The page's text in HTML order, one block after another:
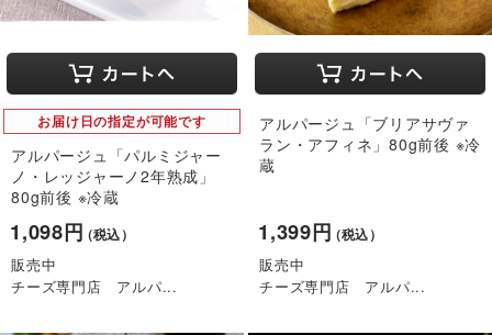
お届け日の指定が可能です
アルパージュ「パルミジャー
ノ・レッジャーノ2年熟成」
80g前後 ※冷蔵
1,098円（税込）
販売中
チーズ専門店 アルパ...
アルパージュ「ブリアサヴァ
ラン・アフィネ」80g前後 ※冷
蔵
1,399円（税込）
販売中
チーズ専門店 アルパ...